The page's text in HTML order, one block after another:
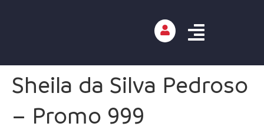
Sheila da Silva Pedroso
– Promo 999